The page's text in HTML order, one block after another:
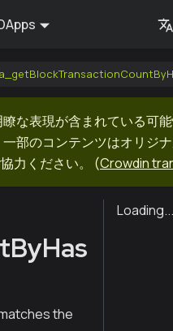
な表現が含まれている可
部のコンテンツはオリジ
力ください。
(Crowdin
the
Loading...